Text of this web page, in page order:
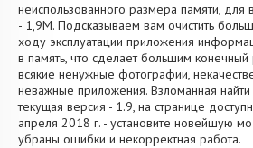
неиспользованного размера памяти,
- 1,9M. Подсказываем вам очистить
ходу эксплуатации приложения
в память, что сделает большим конечный
всякие ненужные фотографии,
неважные приложения. Взломанная
текущая версия - 1.9, на странице
апреля 2018 г. - установите новейшую
убраны ошибки и некорректная работа.